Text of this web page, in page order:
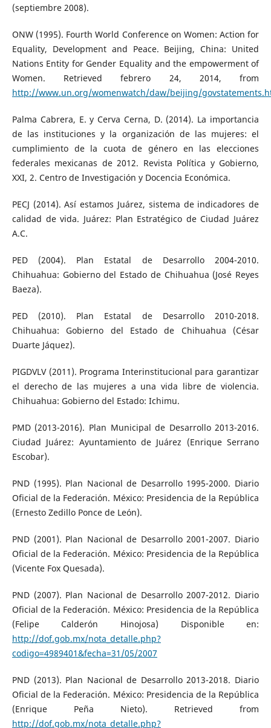
(septiembre 2008).
ONW (1995). Fourth World Conference on Women: Action for
Equality, Development and Peace. Beijing, China: United
Nations Entity for Gender Equality and the empowerment of
Women. Retrieved febrero 24, 2014, from
http://www.un.org/womenwatch/daw/beijing/
Palma Cabrera, E. y Cerva Cerna, D. (2014). La importancia
de las instituciones y la organización de las mujeres: el
cumplimiento de la cuota de género en las elecciones
federales mexicanas de 2012. Revista Política y Gobierno,
XXI, 2. Centro de Investigación y Docencia Económica.
PECJ (2014). Así estamos Juárez, sistema de indicadores de
calidad de vida. Juárez: Plan Estratégico de Ciudad Juárez
A.C.
PED (2004). Plan Estatal de Desarrollo 2004-2010.
Chihuahua: Gobierno del Estado de Chihuahua (José Reyes
Baeza).
PED (2010). Plan Estatal de Desarrollo 2010-2018.
Chihuahua: Gobierno del Estado de Chihuahua (César
Duarte Jáquez).
PIGDVLV (2011). Programa Interinstitucional para garantizar
el derecho de las mujeres a una vida libre de violencia.
Chihuahua: Gobierno del Estado: Ichimu.
PMD (2013-2016). Plan Municipal de Desarrollo 2013-2016.
Ciudad Juárez: Ayuntamiento de Juárez (Enrique Serrano
Escobar).
PND (1995). Plan Nacional de Desarrollo 1995-2000. Diario
Oficial de la Federación. México: Presidencia de la República
(Ernesto Zedillo Ponce de León).
PND (2001). Plan Nacional de Desarrollo 2001-2007. Diario
Oficial de la Federación. México: Presidencia de la República
(Vicente Fox Quesada).
PND (2007). Plan Nacional de Desarrollo 2007-2012. Diario
Oficial de la Federación. México: Presidencia de la República
(Felipe Calderón Hinojosa) Disponible en:
http://dof.gob.mx/nota_detalle.php?
codigo=4989401&fecha=31/05/2007
PND (2013). Plan Nacional de Desarrollo 2013-2018. Diario
Oficial de la Federación. México: Presidencia de la República
(Enrique Peña Nieto). Retrieved from
http://dof.gob.mx/nota_detalle.php?